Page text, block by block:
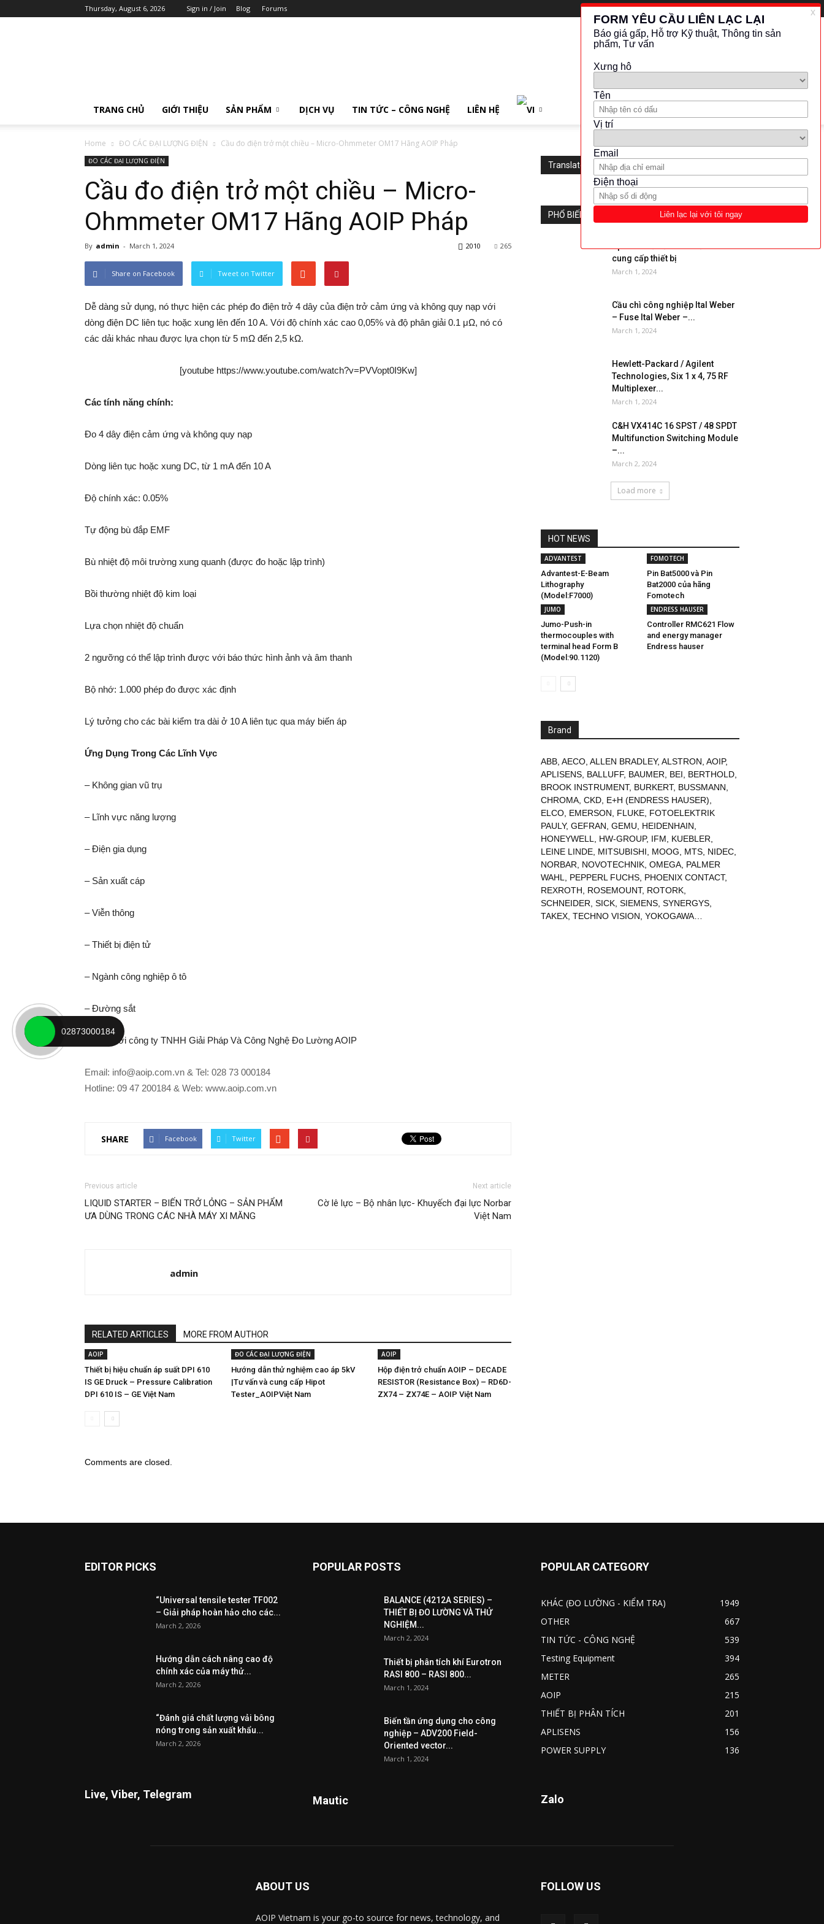
Thursday, August 6, 2026 Sign in / Join Blog Forums
TRANG CHỦ GIỚI THIỆU SẢN PHẨM DỊCH VỤ TIN TỨC – CÔNG NGHỆ LIÊN HỆ
Home ĐO CÁC ĐẠI LƯỢNG ĐIỆN Cầu đo điện trở một chiều – Micro-Ohmmeter OM17 Hãng AOIP Pháp
ĐO CÁC ĐẠI LƯỢNG ĐIỆN
Cầu đo điện trở một chiều – Micro-
Ohmmeter OM17 Hãng AOIP Pháp
By admin - March 1, 2024 265
2010
Share on Facebook Tweet on Twitter
Dễ dàng sử dụng, nó thực hiện các phép đo điện trở 4 dây của điện trở cảm ứng và không quy nạp với
dòng điện DC liên tục hoặc xung lên đến 10 A. Với độ chính xác cao 0,05% và độ phân giải 0.1 μΩ, nó có
các dải khác nhau được lựa chọn từ 5 mΩ đến 2,5 kΩ.
[youtube https://www.youtube.com/watch?v=PVVopt0I9Kw]
Các tính năng chính:
Đo 4 dây điện cảm ứng và không quy nạp
Dòng liên tục hoặc xung DC, từ 1 mA đến 10 A
Độ chính xác: 0.05%
Tự động bù đắp EMF
Bù nhiệt độ môi trường xung quanh (được đo hoặc lập trình)
Bồi thường nhiệt độ kim loại
Lựa chọn nhiệt độ chuẩn
2 ngưỡng có thể lập trình được với báo thức hình ảnh và âm thanh
Bộ nhớ: 1.000 phép đo được xác định
Lý tưởng cho các bài kiểm tra dài ở 10 A liên tục qua máy biến áp
Ứng Dụng Trong Các Lĩnh Vực
– Không gian vũ trụ
– Lĩnh vực năng lượng
– Điện gia dụng
– Sản xuất cáp
– Viễn thông
– Thiết bị điện tử
– Ngành công nghiệp ô tô
– Đường sắt
Liên hệ tới công ty TNHH Giải Pháp Và Công Nghệ Đo Lường AOIP
Email: info@aoip.com.vn & Tel: 028 73 000184
Hotline: 09 47 200184 & Web: www.aoip.com.vn
SHARE Facebook Twitter
Previous article
LIQUID STARTER – BIẾN TRỞ LỎNG – SẢN PHẨM
ƯA DÙNG TRONG CÁC NHÀ MÁY XI MĂNG
Next article
Cờ lê lực – Bộ nhân lực- Khuyếch đại lực Norbar
Việt Nam
admin
RELATED ARTICLES MORE FROM AUTHOR
AOIP
Thiết bị hiệu chuẩn áp suất DPI 610
IS GE Druck – Pressure Calibration
DPI 610 IS – GE Việt Nam
ĐO CÁC ĐẠI LƯỢNG ĐIỆN
Hướng dẫn thử nghiệm cao áp 5kV
|Tư vấn và cung cấp Hipot
Tester_AOIPViệt Nam
AOIP
Hộp điện trở chuẩn AOIP – DECADE
RESISTOR (Resistance Box) – RD6D-
ZX74 – ZX74E – AOIP Việt Nam
Comments are closed.
Translate this website
PHỔ BIẾN
cung cấp thiết bị
March 1, 2024
Cầu chì công nghiệp Ital Weber
– Fuse Ital Weber –...
March 1, 2024
Hewlett-Packard / Agilent
Technologies, Six 1 x 4, 75 RF
Multiplexer...
March 1, 2024
C&H VX414C 16 SPST / 48 SPDT
Multifunction Switching Module
–...
March 2, 2024
Load more
HOT NEWS
ADVANTEST
Advantest-E-Beam
Lithography
(Model:F7000)
FOMOTECH
Pin Bat5000 và Pin
Bat2000 của hãng
Fomotech
JUMO
Jumo-Push-in
thermocouples with
terminal head Form B
(Model:90.1120)
ENDRESS HAUSER
Controller RMC621 Flow
and energy manager
Endress hauser
Brand
ABB AECO ALLEN BRADLEY, ALSTRON AOIP,
APLISENS BALLUFF, BAUMER BEI BERTHOLD
BROOK INSTRUMENT, BURKERT, BUSSMANN
CHROMA CKD E+H (ENDRESS HAUSER)
ELCO EMERSON FLUKE FOTOELEKTRIK
PAULY, GEFRAN GEMU HEIDENHAIN
HONEYWELL
HW-GROUP, IFM KUEBLER
LEINE LINDE MITSUBISHI MOOG MTS NIDEC
NORBAR
NOVOTECHNIK OMEGA PALMER
WAHL
PEPPERL FUCHS PHOENIX CONTACT,
REXROTH
ROSEMOUNT, ROTORK
SCHNEIDER SICK SIEMENS SYNERGYS
TAKEX TECHNO VISION YOKOGAWA
EDITOR PICKS
“Universal tensile tester TF002
– Giải pháp hoàn hảo cho các...
March 2, 2026
Hướng dẫn cách nâng cao độ
chính xác của máy thử...
March 2, 2026
“Đánh giá chất lượng vải bông
nóng trong sản xuất khẩu...
March 2, 2026
Live, Viber, Telegram
POPULAR POSTS
BALANCE (4212A SERIES) –
THIẾT BỊ ĐO LƯỜNG VÀ THỬ
NGHIỆM...
March 2, 2024
Thiết bị phân tích khí Eurotron
RASI 800 – RASI 800...
March 1, 2024
Biến tần ứng dụng cho công
nghiệp – ADV200 Field-
Oriented vector...
March 1, 2024
Mautic
POPULAR CATEGORY
KHÁC (ĐO LƯỜNG - KIỂM TRA)
1949
OTHER
667
TIN TỨC - CÔNG NGHỆ
539
Testing Equipment
394
METER
265
AOIP
215
THIẾT BỊ PHÂN TÍCH
201
APLISENS
156
POWER SUPPLY
136
Zalo
ABOUT US
AOIP Vietnam is your go-to source for news, technology, and
FOLLOW US
02873000184